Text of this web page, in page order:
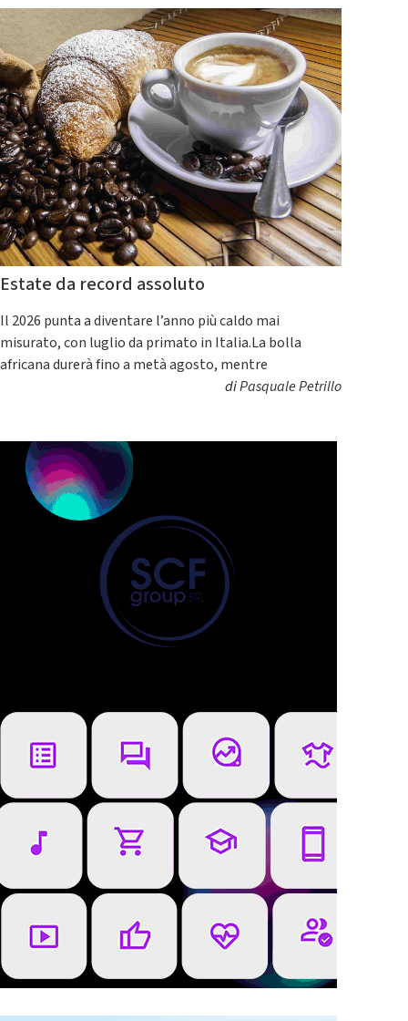
Estate da record assoluto
Il 2026 punta a diventare l’anno più caldo mai
misurato, con luglio da primato in Italia.La bolla
africana durerà fino a metà agosto, mentre
diPasquale Petrillo